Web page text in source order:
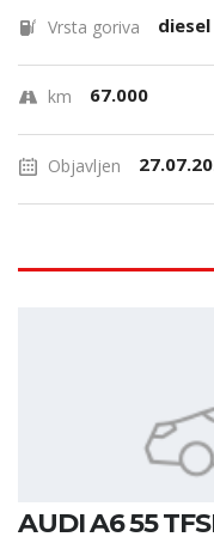
Vrsta goriva diesel
km 67.000
Objavljen
AUDI A6 55